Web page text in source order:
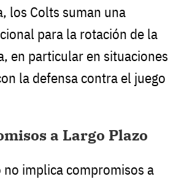
los Colts suman una
para la rotación de la
en particular en situaciones
la defensa contra el juego
a Largo Plazo
implica compromisos a